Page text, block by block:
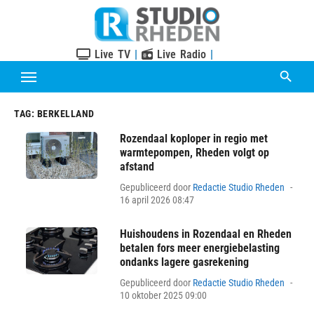
Live TV | Live Radio |
TAG: BERKELLAND
Rozendaal koploper in regio met
warmtepompen, Rheden volgt op
afstand
Gepubliceerd door Redactie Studio Rheden
16 april 2026 08:47
Huishoudens in Rozendaal en Rheden
betalen fors meer energiebelasting
ondanks lagere gasrekening
Gepubliceerd door Redactie Studio Rheden
10 oktober 2025 09:00